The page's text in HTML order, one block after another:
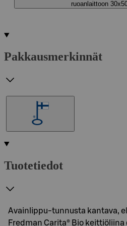
ruoanlaittoon
Pakkausmerkinnät
Tuotetiedot
Avainlippu-tunnusta kantava,
Fredman Carita® Bio